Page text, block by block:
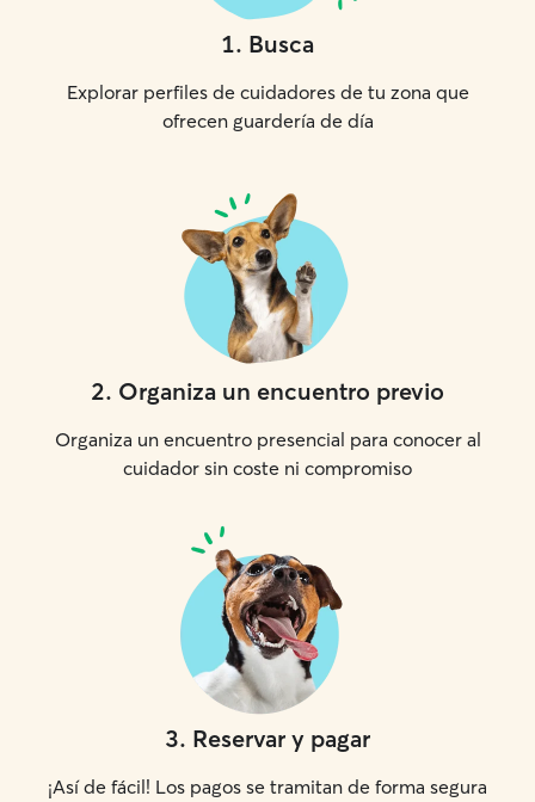
1. Busca
Explorar perfiles de cuidadores de tu zona que
ofrecen guardería de día
2. Organiza un encuentro previo
Organiza un encuentro presencial para conocer al
cuidador sin coste ni compromiso
3. Reservar y pagar
¡Así de fácil! Los pagos se tramitan de forma segura